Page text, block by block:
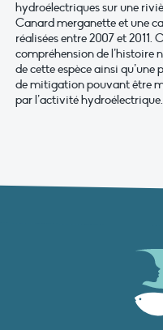
hydroélectriques sur une
Canard merganette et une
réalisées entre 2007 et 2011.
compréhension de l’histoire
de cette espèce ainsi
de mitigation pouvant être
par l’activité hydroélectrique.